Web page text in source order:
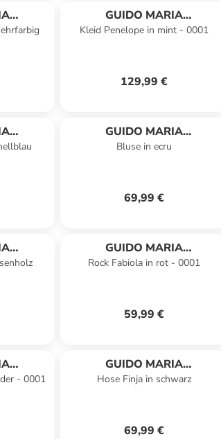
GUIDO MARIA
KRETSCHMER
Kleid Penelope in mint - 0001
129,99 €
GUIDO MARIA
KRETSCHMER
Bluse in ecru
69,99 €
GUIDO MARIA
KRETSCHMER
Rock Fabiola in rot - 0001
59,99 €
- 0001
GUIDO MARIA
KRETSCHMER
Hose Finja in schwarz
69,99 €